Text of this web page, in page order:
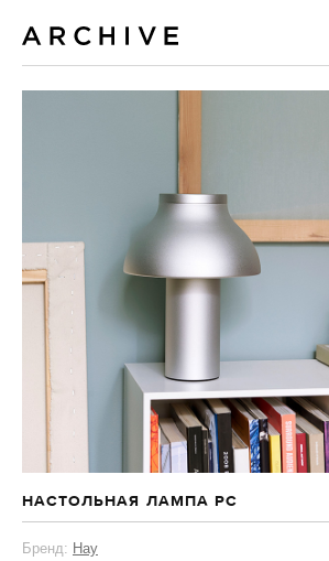
НАСТОЛЬНАЯ ЛАМПА PC
Бренд: Hay